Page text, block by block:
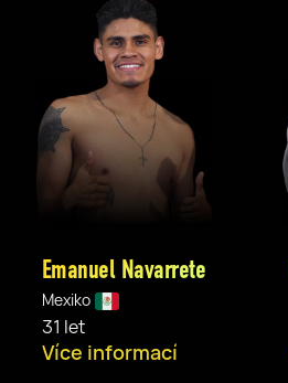
Emanuel Navarrete
Mexiko
31 let
Více informací